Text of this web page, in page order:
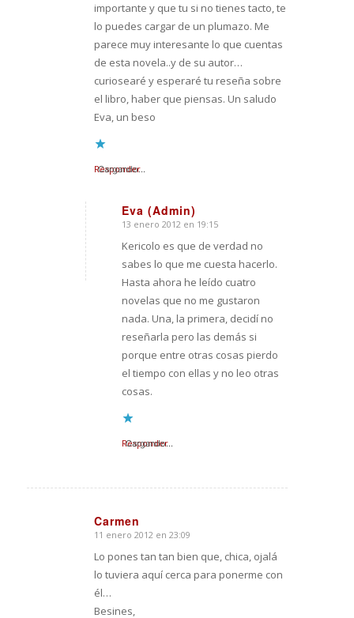
importante y que tu si no tienes tacto, te
lo puedes cargar de un plumazo. Me
parece muy interesante lo que cuentas
de esta novela..y de su autor…
curiosearé y esperaré tu reseña sobre
el libro, haber que piensas. Un saludo
Eva, un beso
Cargando...
Responder
Eva (Admin)
Dice:
13 enero 2012 en 19:15
Kericolo es que de verdad no
sabes lo que me cuesta hacerlo.
Hasta ahora he leído cuatro
novelas que no me gustaron
nada. Una, la primera, decidí no
reseñarla pero las demás si
porque entre otras cosas pierdo
el tiempo con ellas y no leo otras
cosas.
Cargando...
Responder
Carmen
Dice:
11 enero 2012 en 23:09
Lo pones tan tan bien que, chica, ojalá
lo tuviera aquí cerca para ponerme con
él…
Besines,